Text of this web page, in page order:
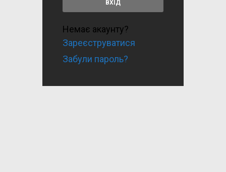
Немає акаунту?
Зареєструватися
Забули пароль?